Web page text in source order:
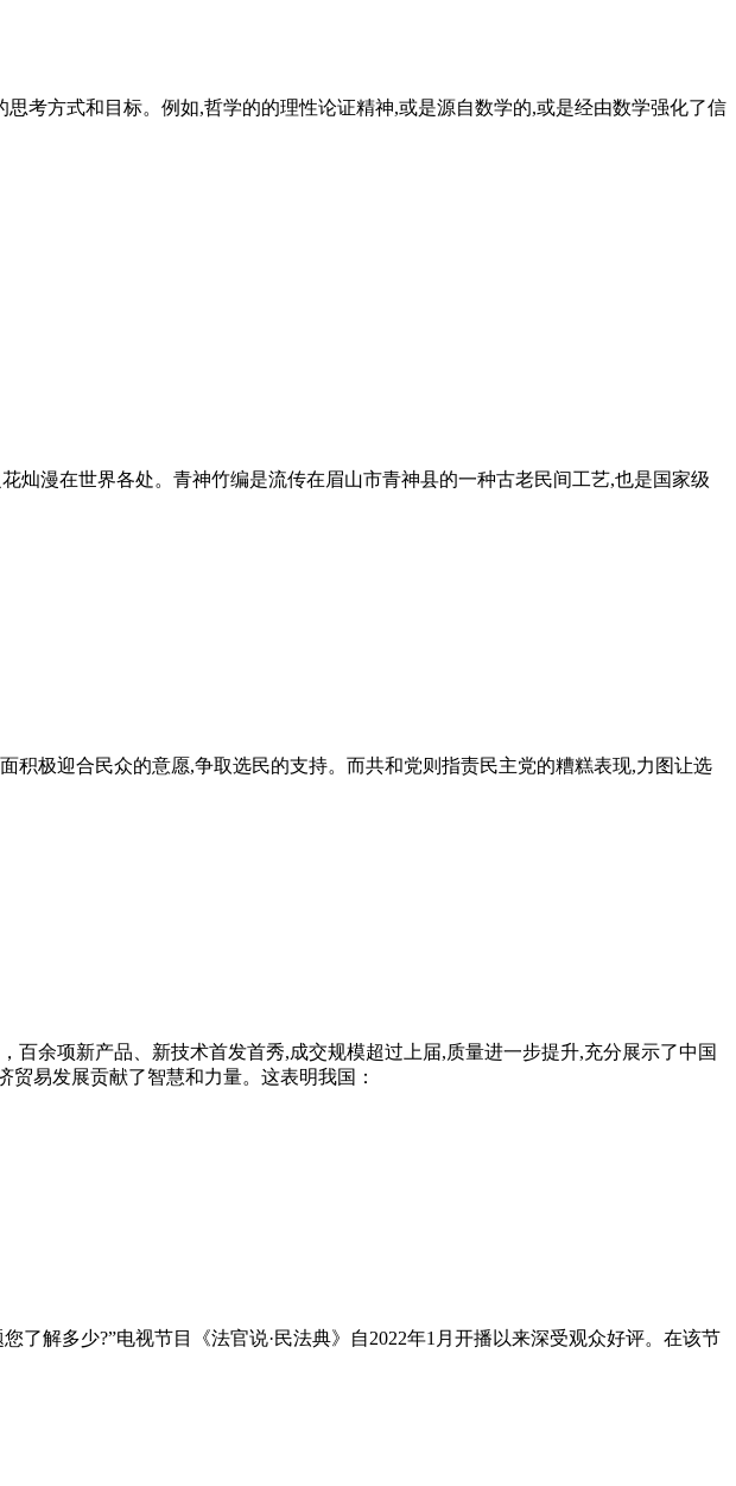
考方式和目标。例如,哲学的的理性论证精神,或是源自数学的,或是经由数学强化了信
灿漫在世界各处。青神竹编是流传在眉山市青神县的一种古老民间工艺,也是国家级
积极迎合民众的意愿,争取选民的支持。而共和党则指责民主党的糟糕表现,力图让选
百余项新产品、新技术首发首秀,成交规模超过上届,质量进一步提升,充分展示了中国
易发展贡献了智慧和力量。这表明我国：
解多少?”电视节目《法官说·民法典》自2022年1月开播以来深受观众好评。在该节